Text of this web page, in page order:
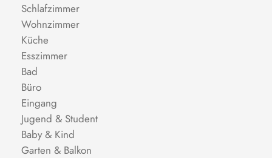
Schlafzimmer
Wohnzimmer
Küche
Esszimmer
Bad
Büro
Eingang
Jugend & Student
Baby & Kind
Garten & Balkon